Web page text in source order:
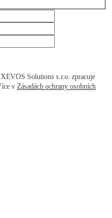
Solutions s.r.o. zpracuje
v Zásadách ochrany osobních